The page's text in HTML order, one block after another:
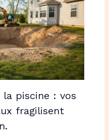
la piscine : vos
fragilisent